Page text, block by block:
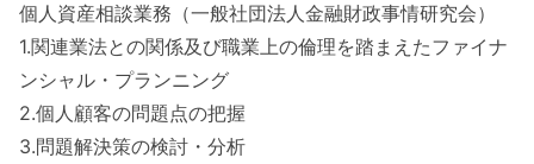
個人資産相談業務（一般社団法人金融財政事情研究会）
1.関連業法との関係及び職業上の倫理を踏まえたファイナ
ンシャル・プランニング
2.個人顧客の問題点の把握
3.問題解決策の検討・分析